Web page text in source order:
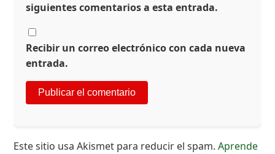
siguientes comentarios a esta entrada.
Recibir un correo electrónico con cada nueva
entrada.
Este sitio usa Akismet para reducir el spam.Aprende